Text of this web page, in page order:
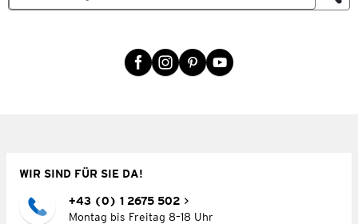
WIR SIND FÜR SIE DA!
+43 (0) 1 2675 502
Montag bis Freitag 8–18 Uhr